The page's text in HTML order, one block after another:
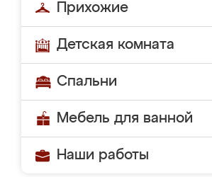
Прихожие
Детская комната
Спальни
Мебель для ванной
Наши работы